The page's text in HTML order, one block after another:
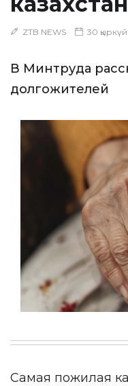
ZTB NEWS 30
В Минтруда
долгожителей
Самая пожилая